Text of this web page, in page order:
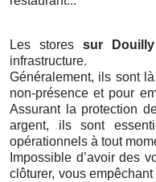
Les stores sur Douilly
infrastructure.
Généralement, ils sont
non-présence et pour
Assurant la protection
argent, ils sont
opérationnels à tout
Impossible d’avoir des
clôturer, vous